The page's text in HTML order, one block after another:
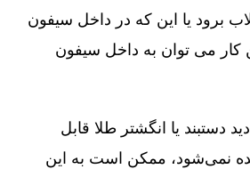
برود یا این که در داخل سیفون
کار می توان به داخل سیفون
دستبند یا انگشتر طلا قابل
نمی‌شود، ممکن است به این